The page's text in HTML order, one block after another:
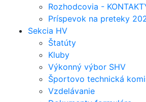
Rozhodcovia -
Príspevok na preteky
Sekcia HV
Štatúty
Kluby
Výkonný výbor SHV
Športovo technická
Vzdelávanie